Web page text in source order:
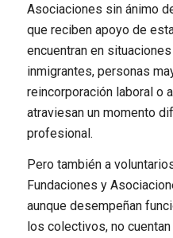
Asociaciones sin ánimo
que reciben apoyo de
encuentran en
inmigrantes, personas
reincorporación laboral o
atraviesan un momento
profesional.
Pero también a
Fundaciones y
aunque desempeñan
los colectivos, no